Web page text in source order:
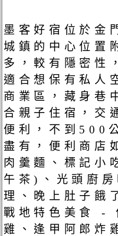
墨客好宿位於金
城鎮的中心位置
多，較有隱密性
適合想保有私人
商業區，藏身巷
合親子住宿，交
便利，不到500
盡有，便利商店
肉羹麵、標記小
午茶)、光頭廚
理、晚上肚子餓
戰地特色美食 -
雞、逢甲阿郎炸